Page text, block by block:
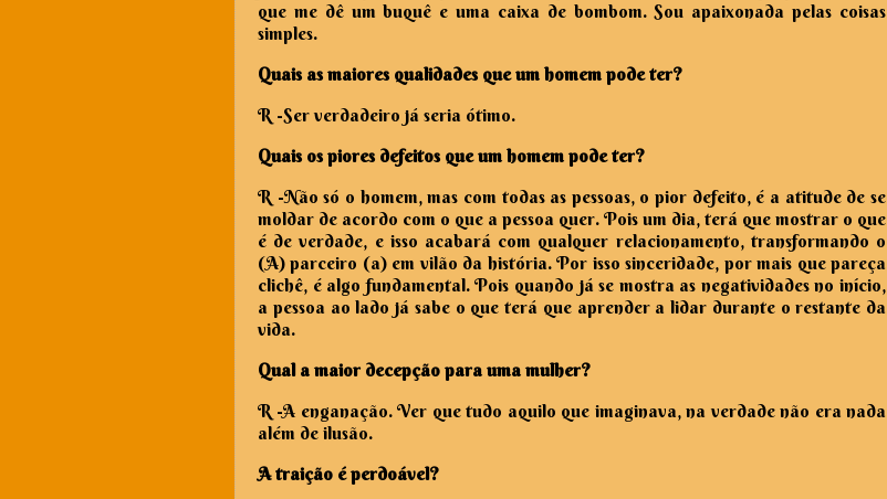
que me dê um buquê e uma caixa de bombom. Sou apaixonada pelas coisas
simples.
Quais as maiores qualidades que um homem pode ter?
R -Ser verdadeiro já seria ótimo.
Quais os piores defeitos que um homem pode ter?
R -Não só o homem, mas com todas as pessoas, o pior defeito, é a atitude de se
moldar de acordo com o que a pessoa quer. Pois um dia, terá que mostrar o que
é de verdade, e isso acabará com qualquer relacionamento, transformando o
(A) parceiro (a) em vilão da história. Por isso sinceridade, por mais que pareça
clichê, é algo fundamental. Pois quando já se mostra as negatividades no início,
a pessoa ao lado já sabe o que terá que aprender a lidar durante o restante da
vida.
Qual a maior decepção para uma mulher?
R -A enganação. Ver que tudo aquilo que imaginava, na verdade não era nada
além de ilusão.
A traição é perdoável?